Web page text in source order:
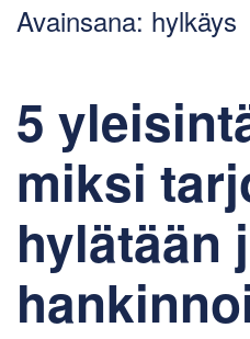
Avainsana: hylkäys
5
miksi
hylätään